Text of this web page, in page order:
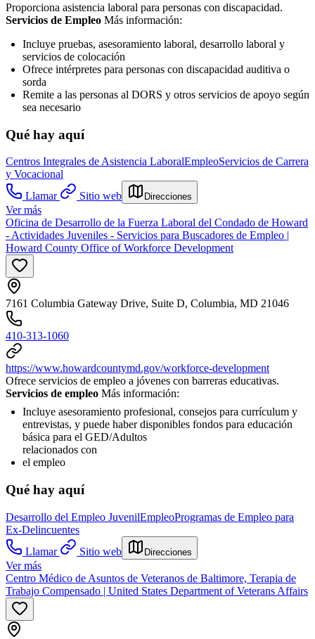
Proporciona asistencia laboral para personas con discapacidad.
Servicios de Empleo Más información:
Incluye pruebas, asesoramiento laboral, desarrollo laboral y
servicios de colocación
Ofrece intérpretes para personas con discapacidad auditiva o
sorda
Remite a las personas al DORS y otros servicios de apoyo según
sea necesario
Qué hay aquí
Centros Integrales de Asistencia LaboralEmpleoServicios de Carrera
y Vocacional
Llamar
Sitio web Direcciones
Ver más
Oficina de Desarrollo de la Fuerza Laboral del Condado de Howard
- Actividades Juveniles - Servicios para Buscadores de Empleo |
Howard County Office of Workforce Development
7161 Columbia Gateway Drive, Suite D, Columbia, MD 21046
410-313-1060
https://www.howardcountymd.gov/workforce-development
Ofrece servicios de empleo a jóvenes con barreras educativas.
Servicios de empleo Más información:
Incluye asesoramiento profesional, consejos para currículum y
entrevistas, y puede haber disponibles fondos para educación
básica para el GED/Adultos
relacionados con
el empleo
Qué hay aquí
Desarrollo del Empleo JuvenilEmpleoProgramas de Empleo para
Ex-Delincuentes
Llamar
Sitio web Direcciones
Ver más
Centro Médico de Asuntos de Veteranos de Baltimore, Terapia de
Trabajo Compensado | United States Department of Veterans Affairs